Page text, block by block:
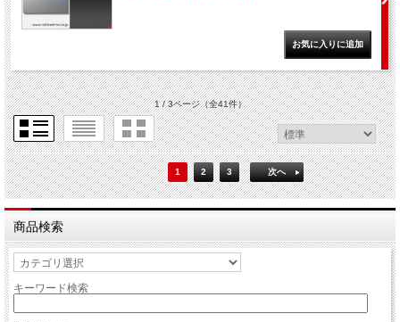
1 / 3ページ（全41件）
1 2 3 次へ
商品検索
キーワード検索